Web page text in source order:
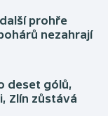
prohře
nezahrají
deset gólů,
Zlín zůstává